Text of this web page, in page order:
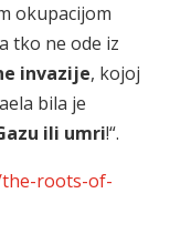
okupacijom
tko ne ode iz
invazije, kojoj
bila je
ili umri!“.
roots-of-